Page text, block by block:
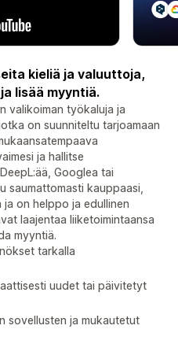
kieliä ja valuuttoja,
lisää myyntiä.
valikoiman työkaluja ja
on suunniteltu tarjoamaan
ja hallitse
Googlea tai
saumattomasti kauppaasi,
on helppo ja edullinen
laajentaa liiketoimintaansa
myyntiä.
tarkalla
uudet tai päivitetyt
sovellusten ja mukautetut